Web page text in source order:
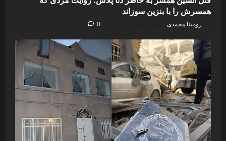
همسرش را با بنزین سوزاند
رومینا محمدی 0